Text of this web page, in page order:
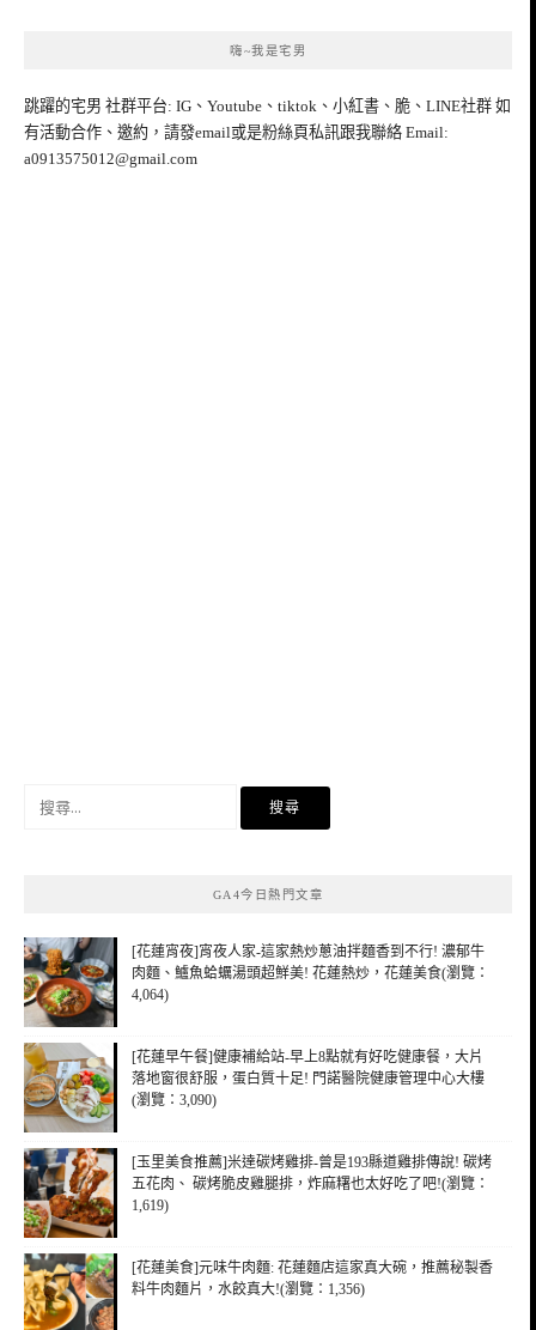
嗨~我是宅男
跳躍的宅男 社群平台: IG、Youtube、tiktok、小紅書、脆、LINE社群 如
有活動合作、邀約，請發email或是粉絲頁私訊跟我聯絡 Email:
a0913575012@gmail.com
GA4今日熱門文章
[花蓮宵夜]宵夜人家-這家熱炒蔥油拌麵香到不行! 濃郁牛
肉麵、鱸魚蛤蠣湯頭超鮮美! 花蓮熱炒，花蓮美食(瀏覽：
4,064)
[花蓮早午餐]健康補給站-早上8點就有好吃健康餐，大片
落地窗很舒服，蛋白質十足! 門諾醫院健康管理中心大樓
(瀏覽：3,090)
[玉里美食推薦]米達碳烤雞排-曾是193縣道雞排傳說! 碳烤
五花肉、 碳烤脆皮雞腿排，炸麻糬也太好吃了吧!(瀏覽：
1,619)
[花蓮美食]元味牛肉麵: 花蓮麵店這家真大碗，推薦秘製香
料牛肉麵片，水餃真大!(瀏覽：1,356)